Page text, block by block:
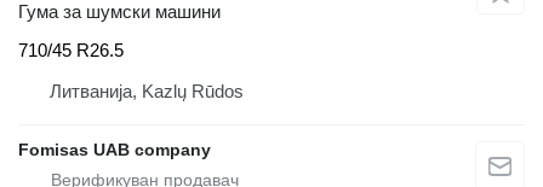
Гума за шумски машини
710/45 R26.5
Литванија, Kazlų Rūdos
Fomisas UAB company